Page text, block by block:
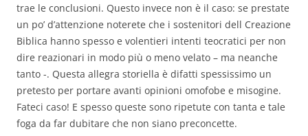
trae le conclusioni. Questo invece non è il caso: se prestate
un po’ d’attenzione noterete che i sostenitori dell Creazione
Biblica hanno spesso e volentieri intenti teocratici per non
dire reazionari in modo più o meno velato – ma neanche
tanto -. Questa allegra storiella è difatti spessissimo un
pretesto per portare avanti opinioni omofobe e misogine.
Fateci caso! E spesso queste sono ripetute con tanta e tale
foga da far dubitare che non siano preconcette.